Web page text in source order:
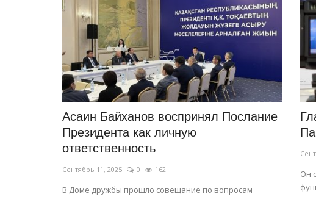
Асаин Байханов воспринял Послание
Президента как личную
ответственность
Сентябрь 11, 2025 0 162
В Доме дружбы прошло совещание по вопросам
Он